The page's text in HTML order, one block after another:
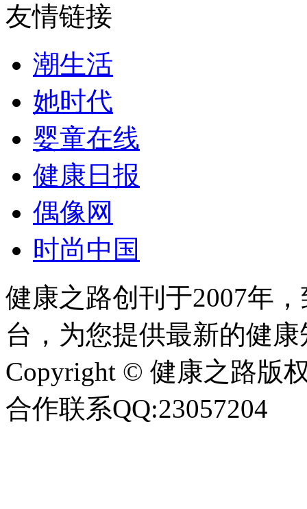
友情链接
潮生活
她时代
婴童在线
健康日报
偶像网
时尚中国
健康之路创刊于2007年
台，为您提供最新的健康
Copyright © 健康之路版
合作联系QQ:23057204